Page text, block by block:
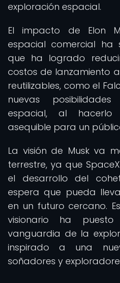
exploración espacial.
El impacto de Elon
espacial comercial ha
que ha logrado
costos de lanzamiento
reutilizables, como el
nuevas
espacial, al
asequible para un
La visión de Musk va
terrestre, ya que
el desarrollo del
espera que pueda
en un futuro cercano.
visionario ha
vanguardia de la
inspirado a una
soñadores y